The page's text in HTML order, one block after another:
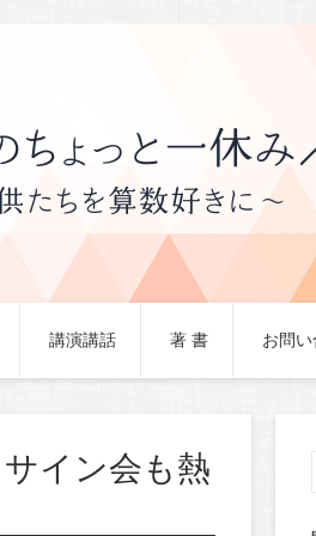
講演講話 著 書 お問
イン会も熱